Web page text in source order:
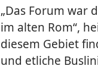
„Das Forum war
im alten Rom“,
diesem Gebiet
und etliche